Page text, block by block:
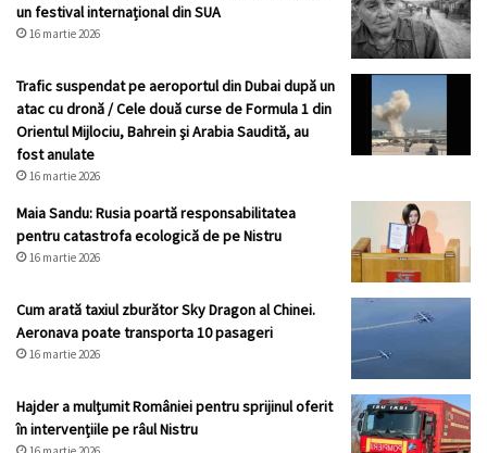
un festival internațional din SUA
16 martie 2026
Trafic suspendat pe aeroportul din Dubai după un
atac cu dronă / Cele două curse de Formula 1 din
Orientul Mijlociu, Bahrein şi Arabia Saudită, au
fost anulate
16 martie 2026
Maia Sandu: Rusia poartă responsabilitatea
pentru catastrofa ecologică de pe Nistru
16 martie 2026
Cum arată taxiul zburător Sky Dragon al Chinei.
Aeronava poate transporta 10 pasageri
16 martie 2026
Hajder a mulțumit României pentru sprijinul oferit
în intervențiile pe râul Nistru